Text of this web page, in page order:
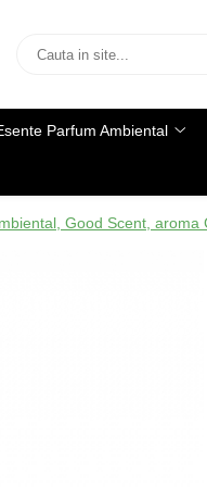
Parfum Ambiental
Good Scent, aroma